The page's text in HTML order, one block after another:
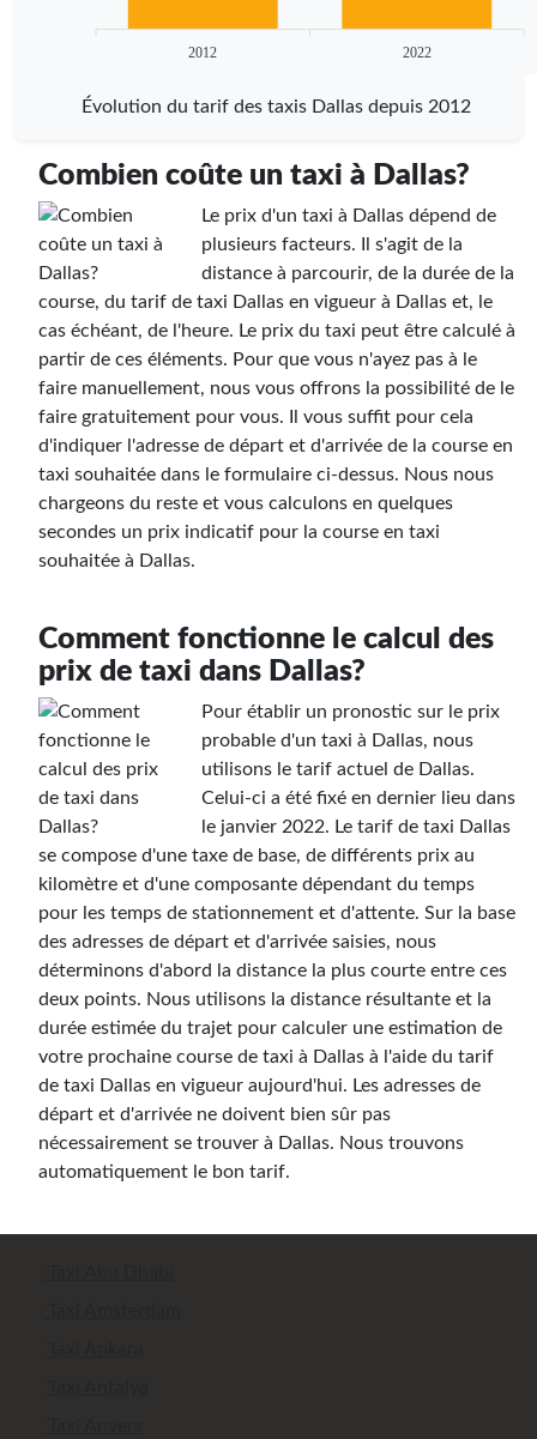
2012 2022
Évolution du tarif des taxis Dallas depuis 2012
Combien coûte un taxi à Dallas?
Le prix d'un taxi à Dallas dépend de
plusieurs facteurs. Il s'agit de la
distance à parcourir, de la durée de la
course, du tarif de taxi Dallas en vigueur à Dallas et, le
cas échéant, de l'heure. Le prix du taxi peut être calculé à
partir de ces éléments. Pour que vous n'ayez pas à le
faire manuellement, nous vous offrons la possibilité de le
faire gratuitement pour vous. Il vous suffit pour cela
d'indiquer l'adresse de départ et d'arrivée de la course en
taxi souhaitée dans le formulaire ci-dessus. Nous nous
chargeons du reste et vous calculons en quelques
secondes un prix indicatif pour la course en taxi
souhaitée à Dallas.
Comment fonctionne le calcul des
prix de taxi dans Dallas?
Pour établir un pronostic sur le prix
probable d'un taxi à Dallas, nous
utilisons le tarif actuel de Dallas.
Celui-ci a été fixé en dernier lieu dans
le janvier 2022. Le tarif de taxi Dallas
se compose d'une taxe de base, de différents prix au
kilomètre et d'une composante dépendant du temps
pour les temps de stationnement et d'attente. Sur la base
des adresses de départ et d'arrivée saisies, nous
déterminons d'abord la distance la plus courte entre ces
deux points. Nous utilisons la distance résultante et la
durée estimée du trajet pour calculer une estimation de
votre prochaine course de taxi à Dallas à l'aide du tarif
de taxi Dallas en vigueur aujourd'hui. Les adresses de
départ et d'arrivée ne doivent bien sûr pas
nécessairement se trouver à Dallas. Nous trouvons
automatiquement le bon tarif.